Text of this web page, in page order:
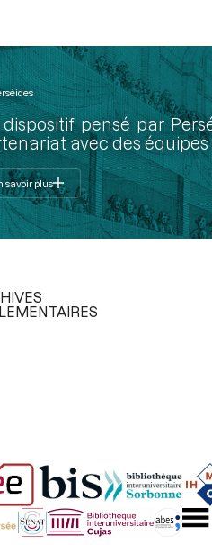
pensé par
avec des
savoir plus